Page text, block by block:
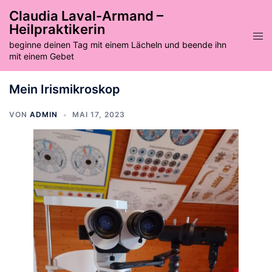
Inhalt
springen
Claudia Laval-Armand –
Heilpraktikerin
beginne deinen Tag mit einem Lächeln und beende ihn
mit einem Gebet
Mein Irismikroskop
VON ADMIN MAI 17, 2023